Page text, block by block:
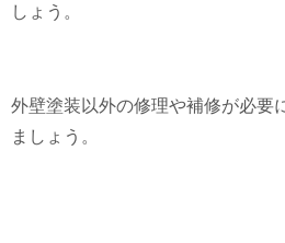
しょう。
外壁塗装以外の修理や補修が必要
ましょう。